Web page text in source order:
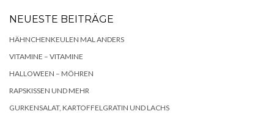
NEUESTE BEITRÄGE
HÄHNCHENKEULEN MAL ANDERS
VITAMINE – VITAMINE
HALLOWEEN – MÖHREN
RAPSKISSEN UND MEHR
GURKENSALAT, KARTOFFELGRATIN UND LACHS